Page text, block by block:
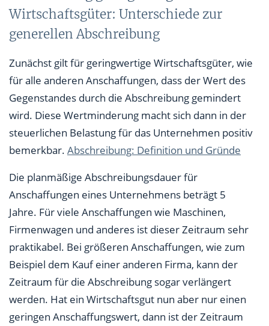
Fazit zur Abschreibung geringwertiger
Wirtschaftsgüter
Wirtschaftsgüter: Unterschiede zur
generellen Abschreibung
Zunächst gilt für geringwertige Wirtschaftsgüter, wie
für alle anderen Anschaffungen, dass der Wert des
Gegenstandes durch die Abschreibung gemindert
wird. Diese Wertminderung macht sich dann in der
steuerlichen Belastung für das Unternehmen positiv
bemerkbar. Abschreibung: Definition und Gründe
Die planmäßige Abschreibungsdauer für
Anschaffungen eines Unternehmens beträgt 5
Jahre. Für viele Anschaffungen wie Maschinen,
Firmenwagen und anderes ist dieser Zeitraum sehr
praktikabel. Bei größeren Anschaffungen, wie zum
Beispiel dem Kauf einer anderen Firma, kann der
Zeitraum für die Abschreibung sogar verlängert
werden. Hat ein Wirtschaftsgut nun aber nur einen
geringen Anschaffungswert, dann ist der Zeitraum